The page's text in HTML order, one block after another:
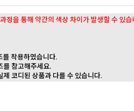
정을 통해 약간의 색상 차이가 발생할 수 있습
를 착용하였습니다.
를 참고해주세요.
제 코디된 상품과 다를 수 있습니다.